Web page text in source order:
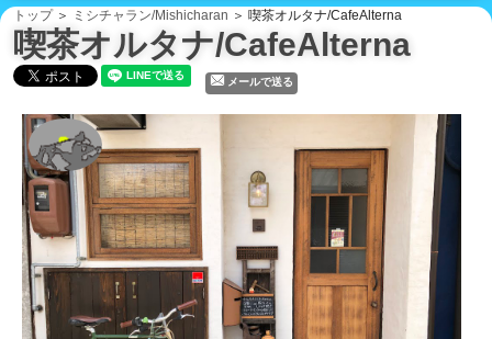
トップ＞ ミシチャラン/Mishicharan ＞ 喫茶オルタナ/CafeAlterna
喫茶オルタナ/CafeAlterna
メールで送る